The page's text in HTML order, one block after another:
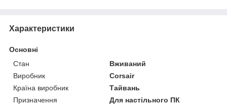
Характеристики
Основні
Стан
Вживаний
Виробник
Corsair
Країна виробник
Тайвань
Призначення
Для настільного ПК